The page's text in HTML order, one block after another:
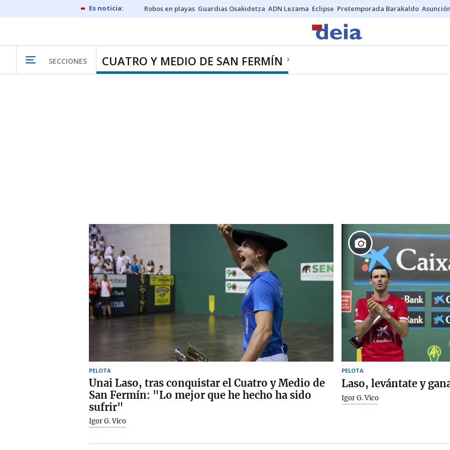
Robos en playas Guardias Osakidetza ADN Lezama Eclipse Pretemporada Barakaldo
SECCIONES CUATRO Y MEDIO DE SAN FERMÍN
PELOTA
Unai Laso, tras conquistar el Cuatro y Medio de
San Fermín: "Lo mejor que he hecho ha sido
sufrir"
Igor G. Vico
PELOTA
Laso, levántate y
Igor G. Vico